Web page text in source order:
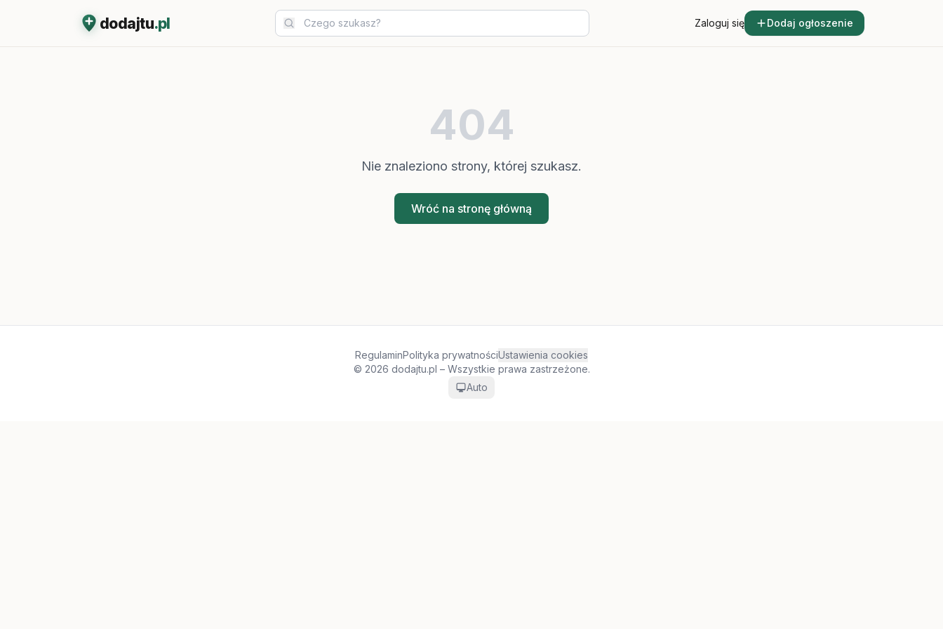
dodajtu.pl Zaloguj się Dodaj ogłoszenie
404
Nie znaleziono strony, której szukasz.
Wróć na stronę główną
RegulaminPolityka prywatnościUstawienia cookies
© 2026 dodajtu.pl – Wszystkie prawa zastrzeżone.
Auto